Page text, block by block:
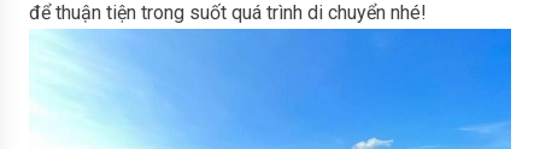
để thuận tiện trong suốt quá trình di chuyển nhé!